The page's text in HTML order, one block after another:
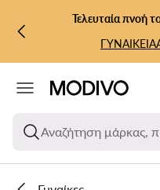
ΜΕΤΆΒΑΣΗ ΣΤΟ ΚΎΡΙΟ
ΜΕΤΆΒΑΣΗ ΣΤΗΝ
Τελευταία πνοή
ΓΥΝΑΙΚΕΙΑ
Αναζήτηση μάρκας,